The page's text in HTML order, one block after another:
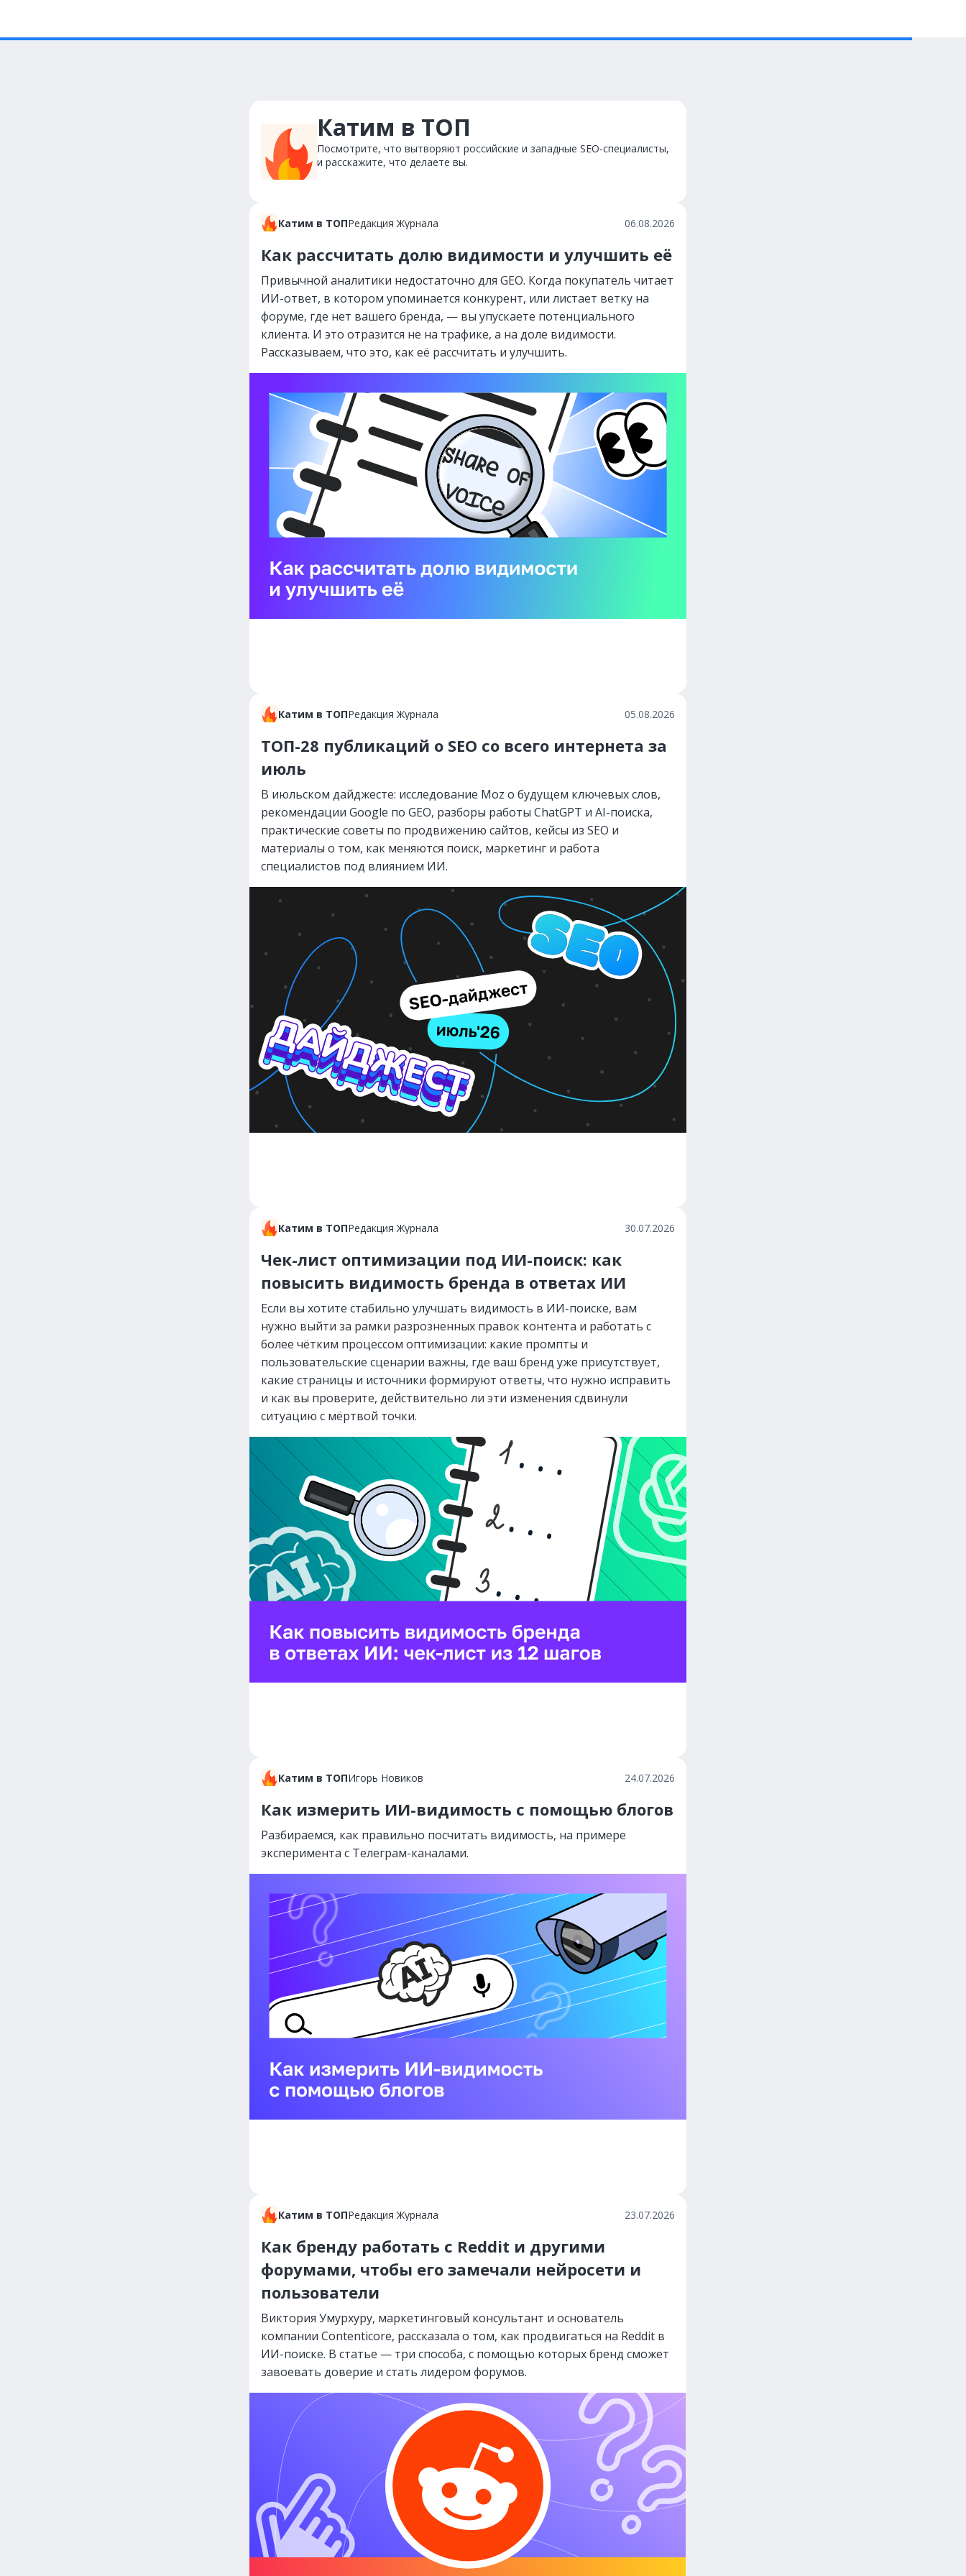
Катим в ТОП
Посмотрите, что вытворяют российские и западные SEO-специалисты,
и расскажите, что делаете вы.
Катим в ТОПРедакция Журнала 06.08.2026
Как рассчитать долю видимости и улучшить её
Привычной аналитики недостаточно для GEO. Когда покупатель читает
ИИ-ответ, в котором упоминается конкурент, или листает ветку на
форуме, где нет вашего бренда, — вы упускаете потенциального
клиента. И это отразится не на трафике, а на доле видимости.
Рассказываем, что это, как её рассчитать и улучшить.
Катим в ТОПРедакция Журнала 05.08.2026
ТОП-28 публикаций о SEO со всего интернета за
июль
В июльском дайджесте: исследование Moz о будущем ключевых слов,
рекомендации Google по GEO, разборы работы ChatGPT и AI-поиска,
практические советы по продвижению сайтов, кейсы из SEO и
материалы о том, как меняются поиск, маркетинг и работа
специалистов под влиянием ИИ.
Катим в ТОПРедакция Журнала 30.07.2026
Чек-лист оптимизации под ИИ-поиск: как
повысить видимость бренда в ответах ИИ
Если вы хотите стабильно улучшать видимость в ИИ-поиске, вам
нужно выйти за рамки разрозненных правок контента и работать с
более чётким процессом оптимизации: какие промпты и
пользовательские сценарии важны, где ваш бренд уже присутствует,
какие страницы и источники формируют ответы, что нужно исправить
и как вы проверите, действительно ли эти изменения сдвинули
ситуацию с мёртвой точки.
Катим в ТОПИгорь Новиков 24.07.2026
Как измерить ИИ-видимость с помощью блогов
Разбираемся, как правильно посчитать видимость, на примере
эксперимента с Телеграм-каналами.
Катим в ТОПРедакция Журнала 23.07.2026
Как бренду работать с Reddit и другими
форумами, чтобы его замечали нейросети и
пользователи
Виктория Умурхуру, маркетинговый консультант и основатель
компании Contenticore, рассказала о том, как продвигаться на Reddit в
ИИ-поиске. В статье — три способа, с помощью которых бренд сможет
завоевать доверие и стать лидером форумов.